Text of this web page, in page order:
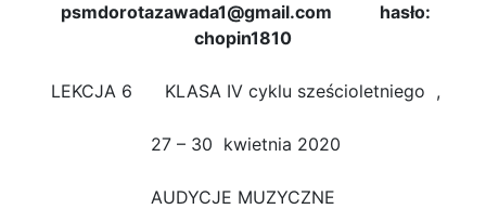
psmdorotazawada1@gmail.com hasło:
chopin1810
LEKCJA 6 KLASA IV cyklu sześcioletniego ,
27 – 30 kwietnia 2020
AUDYCJE MUZYCZNE